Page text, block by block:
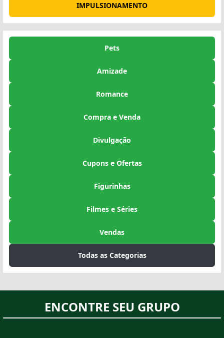
IMPULSIONAMENTO
Pets
Amizade
Romance
Compra e Venda
Divulgação
Cupons e Ofertas
Figurinhas
Filmes e Séries
Vendas
Todas as Categorias
ENCONTRE SEU GRUPO